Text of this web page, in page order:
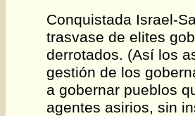
Conquistada Israel-
trasvase de elites
derrotados. (Así los
gestión de los
a gobernar pueblos
agentes asirios, sin